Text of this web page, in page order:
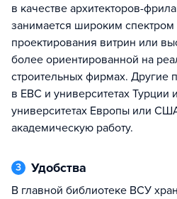
в качестве архитекторов-
занимается широким спектром
проектирования витрин или
более ориентированной на
строительных фирмах. Другие
в ЕВС и университетах Турции
университетах Европы или
академическую работу.
3 Удобства
В главной библиотеке ВСУ хранится обширная